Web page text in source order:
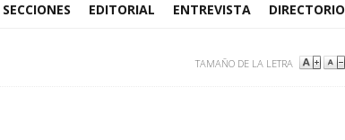
SECCIONES EDITORIAL ENTREVISTA DIRECTORIO
TAMAÑO DE LA LETRA